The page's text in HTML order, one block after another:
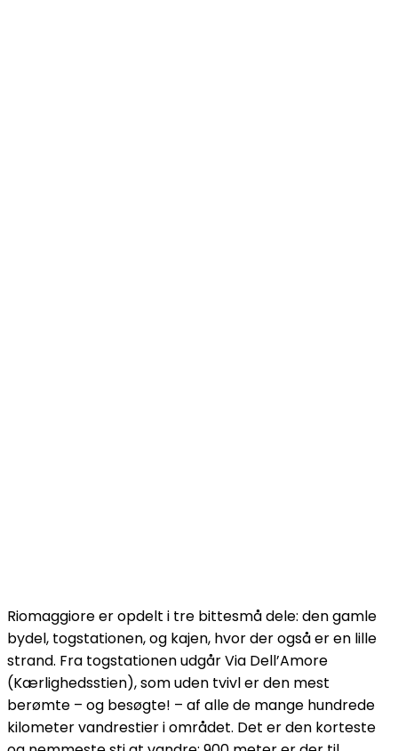
Riomaggiore er opdelt i tre bittesmå dele: den gamle
bydel, togstationen, og kajen, hvor der også er en lille
strand. Fra togstationen udgår Via Dell’Amore
(Kærlighedsstien), som uden tvivl er den mest
berømte – og besøgte! – af alle de mange hundrede
kilometer vandrestier i området. Det er den korteste